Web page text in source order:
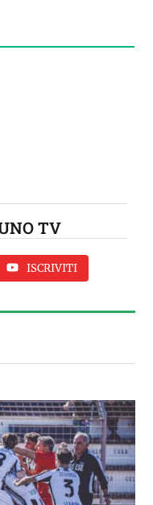
TV
PULA: SEGUI LA
ISCRIVITI